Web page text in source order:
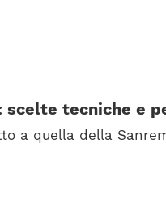
scelte tecniche e
a quella della